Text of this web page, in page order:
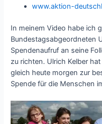
www.aktion-
In meinem Video habe ich
Bundestagsabgeordneten
Spendenaufruf an seine
zu richten. Ulrich Kelber
gleich heute morgen zur
Spende für die Menschen